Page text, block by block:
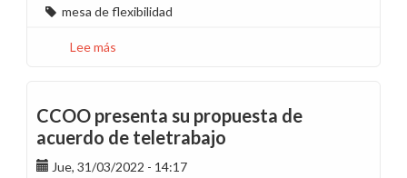
mesa de flexibilidad
Lee más
la
flexibilidad
en
CCOO presenta su propuesta de
acuerdo de teletrabajo
Jue, 31/03/2022 - 14:17